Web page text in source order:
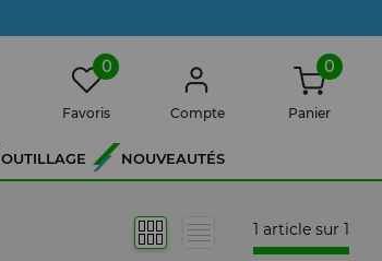
0
Favoris Compte
0
Panier
OUTILLAGE NOUVEAUTÉS
1 article sur 1